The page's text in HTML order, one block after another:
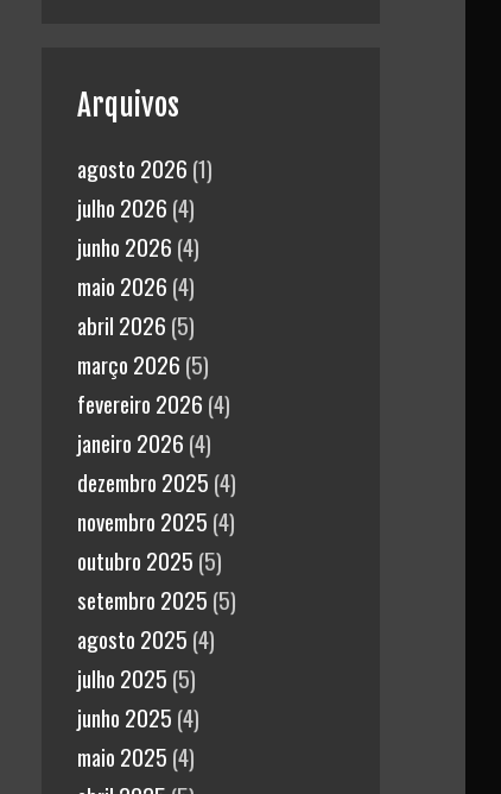
Arquivos
agosto 2026 (1)
julho 2026 (4)
junho 2026 (4)
maio 2026 (4)
abril 2026 (5)
março 2026 (5)
fevereiro 2026 (4)
janeiro 2026 (4)
dezembro 2025 (4)
novembro 2025 (4)
outubro 2025 (5)
setembro 2025 (5)
agosto 2025 (4)
julho 2025 (5)
junho 2025 (4)
maio 2025 (4)